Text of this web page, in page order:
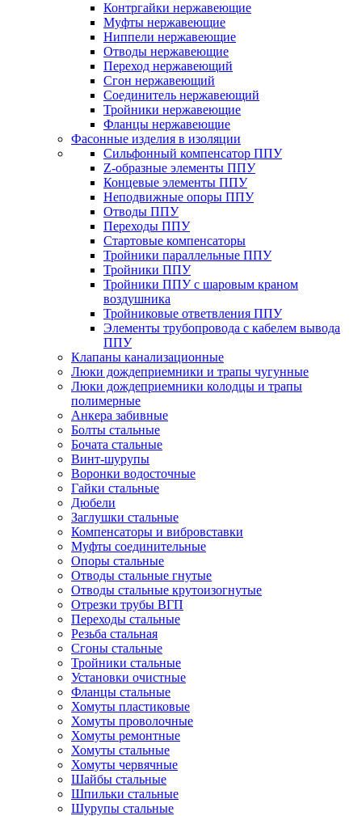
Контргайки нержавеющие
Муфты нержавеющие
Ниппели нержавеющие
Отводы нержавеющие
Переход нержавеющий
Сгон нержавеющий
Соединитель нержавеющий
Тройники нержавеющие
Фланцы нержавеющие
Фасонные изделия в изоляции
Cильфонный компенсатор ППУ
Z-образные элементы ППУ
Концевые элементы ППУ
Неподвижные опоры ППУ
Отводы ППУ
Переходы ППУ
Стартовые компенсаторы
Тройники параллельные ППУ
Тройники ППУ
Тройники ППУ с шаровым краном
воздушника
Тройниковые ответвления ППУ
Элементы трубопровода с кабелем вывода
ППУ
Клапаны канализационные
Люки дождеприемники и трапы чугунные
Люки дождеприемники колодцы и трапы
полимерные
Анкера забивные
Болты стальные
Бочата стальные
Винт-шурупы
Воронки водосточные
Гайки стальные
Дюбели
Заглушки стальные
Компенсаторы и вибровставки
Муфты соединительные
Опоры стальные
Отводы стальные гнутые
Отводы стальные крутоизогнутые
Отрезки трубы ВГП
Переходы стальные
Резьба стальная
Сгоны стальные
Тройники стальные
Установки очистные
Фланцы стальные
Хомуты пластиковые
Хомуты проволочные
Хомуты ремонтные
Хомуты стальные
Хомуты червячные
Шайбы стальные
Шпильки стальные
Шурупы стальные